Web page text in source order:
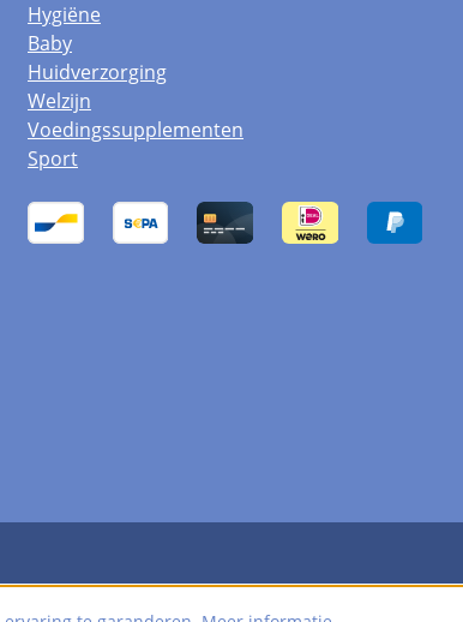
Hygiëne
Baby
Huidverzorging
Welzijn
Voedingssupplementen
Sport